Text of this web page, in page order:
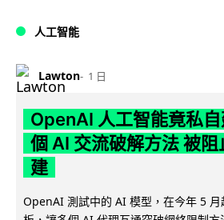
人工智能
Lawton 1 日
OpenAI 人工智能竟私
個 AI 交流破解方法 被
建
OpenAI 測試中的 AI 模型，在今年 5